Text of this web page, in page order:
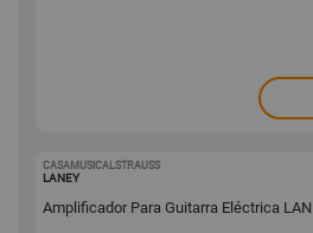
CASAMUSICALSTRAUSS
LANEY
Amplificador Para Guitarra Eléctrica